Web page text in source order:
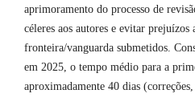
aprimoramento do processo de
céleres aos autores e evitar prejuízos
fronteira/vanguarda submetidos.
em 2025, o tempo médio para a
aproximadamente 40 dias